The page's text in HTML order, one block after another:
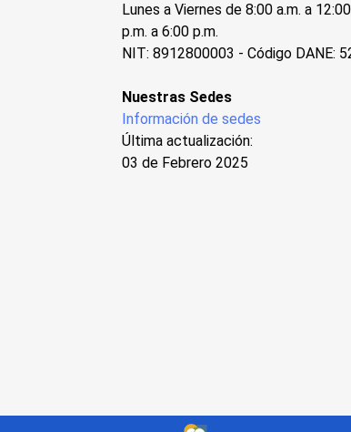
Lunes a Viernes de 8:00 a.m. a
p.m. a 6:00 p.m.
NIT: 8912800003 - Código DANE:
Nuestras Sedes
Información de sedes
Última actualización:
03 de Febrero 2025